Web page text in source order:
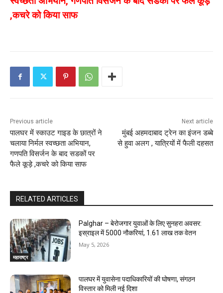
,कचरे को किया साफ
Previous article
पालघर में स्काउट गाइड के छात्रों ने
चलाया निर्मल स्वच्छता अभियान,
गणपति विसर्जन के बाद सडकों पर
फैले कूड़े ,कचरे को किया साफ
Next article
मुंबई अहमदाबाद ट्रेन का इंजन डब्बे
से हुवा अलग , यात्रियों में फैली दहसत
RELATED ARTICLES
महाराष्ट्र
Palghar – बेरोजगार युवाओं के लिए सुनहरा अवसर:
इस्राइल में 5000 नौकरियां, ₹1.61 लाख तक वेतन
May 5, 2026
पालघर में युवासेना पदाधिकारियों की घोषणा, संगठन
विस्तार को मिली नई दिशा